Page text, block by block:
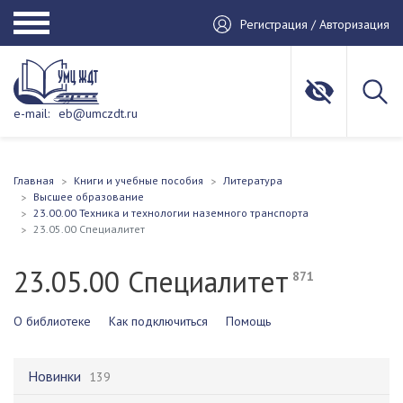
Регистрация / Авторизация
e-mail: eb@umczdt.ru
Главная Книги и учебные пособия
Литература
Высшее образование
23.00.00 Техника и технологии наземного транспорта
23.05.00 Специалитет
23.05.00 Специалитет871
О библиотеке Как подключиться Помощь
Новинки 139